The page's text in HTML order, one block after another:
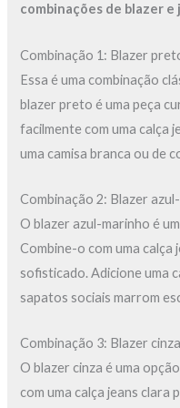
combinações de blazer
Combinação 1: Blazer
Essa é uma combinação
blazer preto é uma peça
facilmente com uma calça
uma camisa branca ou de
Combinação 2: Blazer
O blazer azul-marinho é
Combine-o com uma calça
sofisticado. Adicione uma
sapatos sociais marrom
Combinação 3: Blazer
O blazer cinza é uma
com uma calça jeans clara